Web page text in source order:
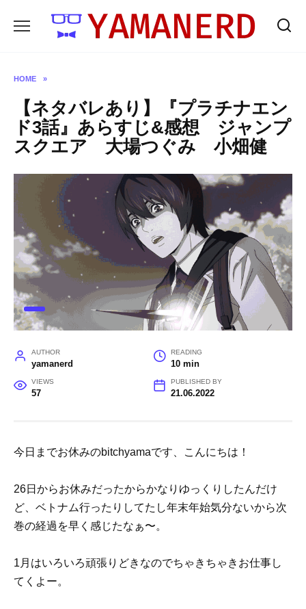
HOME »
【ネタバレあり】『プラチナエン
ド3話』あらすじ&感想 ジャンプ
スクエア 大場つぐみ 小畑健
AUTHOR
yamanerd
READING
10 min
VIEWS
57
PUBLISHED BY
21.06.2022
今日までお休みのbitchyamaです、こんにちは！
26日からお休みだったからかなりゆっくりしたんだけ
ど、ベトナム行ったりしてたし年末年始気分ないから次
巻の経過を早く感じたなぁ〜。
1月はいろいろ頑張りどきなのでちゃきちゃきお仕事し
てくよー。